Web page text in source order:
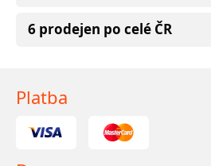
6 prodejen po celé ČR
Platba